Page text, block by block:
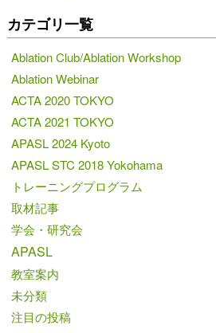
カテゴリ一覧
Ablation Club/Ablation Workshop
Ablation Webinar
ACTA 2020 TOKYO
ACTA 2021 TOKYO
APASL 2024 Kyoto
APASL STC 2018 Yokohama
トレーニングプログラム
取材記事
学会・研究会
APASL
教室案内
未分類
注目の投稿